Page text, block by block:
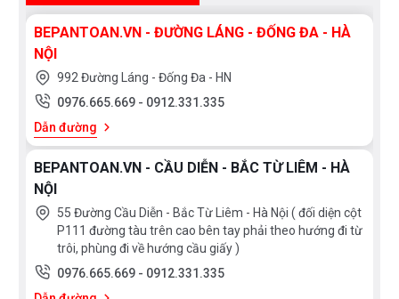
BEPANTOAN.VN - ĐƯỜNG LÁNG - ĐỐNG ĐA - HÀ
NỘI
992 Đường Láng - Đống Đa - HN
0976.665.669 - 0912.331.335
Dẫn đường
BEPANTOAN.VN - CẦU DIỄN - BẮC TỪ LIÊM - HÀ
NỘI
55 Đường Cầu Diễn - Bắc Từ Liêm - Hà Nội ( đối diện cột
P111 đường tàu trên cao bên tay phải theo hướng đi từ
trôi, phùng đi về hướng cầu giấy )
0976.665.669 - 0912.331.335